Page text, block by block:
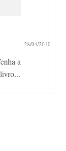
28/04/2010
a